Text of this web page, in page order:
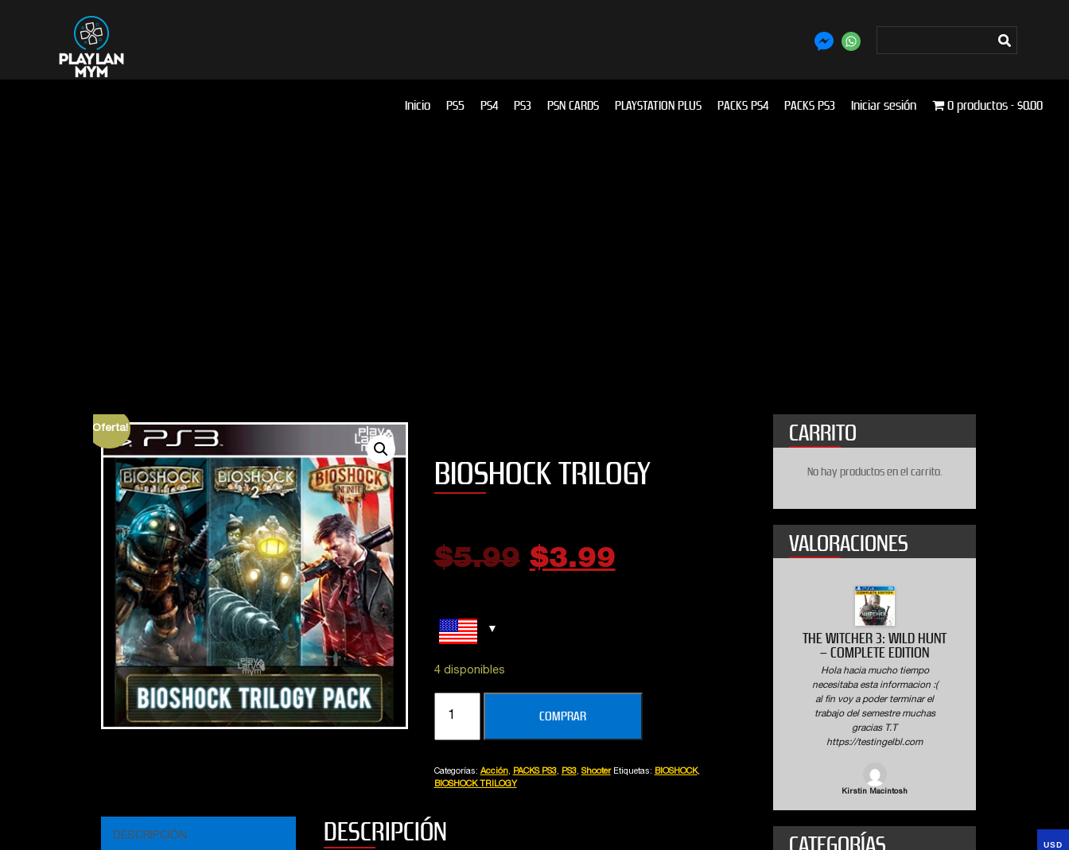
Inicio PS5 PS4 PS3 PSN CARDS PLAYSTATION PLUS PACKS PS4 PACKS PS3 Iniciar sesión 0 productos $0.00
¡Oferta!
BIOSHOCK TRILOGY
$5.99 $3.99
4 disponibles
TRILOGY
cantidad
COMPRAR
Categorías: Acción, PACKS PS3, PS3, Shooter Etiquetas: BIOSHOCK,
BIOSHOCK TRILOGY
DESCRIPCIÓN DESCRIPCIÓN
CARRITO
No hay productos en el carrito.
VALORACIONES
JUST DANCE 2019
5out of 5
Buen juego para relajarse
moviendo el esqueleto!!
Vanina
THE WITCHER 3: WILD HUNT
necesitaba esta informacion :(
WWE 2K19 DELUXE EDITION
Hola hacia mucho tiempo
necesitaba esta informacion :(
al fin voy a poder terminar el
trabajo del semestre muchas
gracias T.T
CATEGORÍAS USD